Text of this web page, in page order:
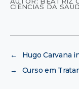
CIÊNCIAS DA
←
Hugo Carvana
→
Curso em